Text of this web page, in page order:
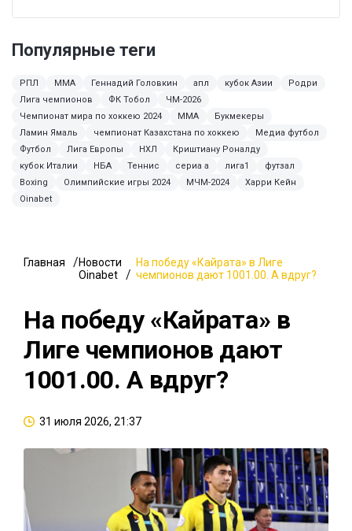
Популярные теги
РПЛ ММА Геннадий Головкин апл кубок Азии
Родри
Лига чемпионов
ФК Тобол
ЧМ-2026
Чемпионат мира по хоккею 2024
MMA
Букмекеры
Ламин Ямаль
чемпионат Казахстана по хоккею
Медиа футбол
Футбол
Лига Европы НХЛ
Криштиану Роналду
кубок Италии
НБА Теннис сериа а лига1
футзал
Boxing
Олимпийские игры 2024 МЧМ-2024
Харри Кейн
Oinabet
Главная
Новости
Oinabet
На победу «Кайрата» в Лиге
чемпионов дают 1001.00. А вдруг?
На победу «Кайрата» в
Лиге чемпионов дают
1001.00. А вдруг?
31 июля 2026, 21:37